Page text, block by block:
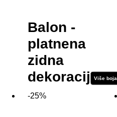
Više boja
Balon -
platnena
zidna
dekoracija
-25%